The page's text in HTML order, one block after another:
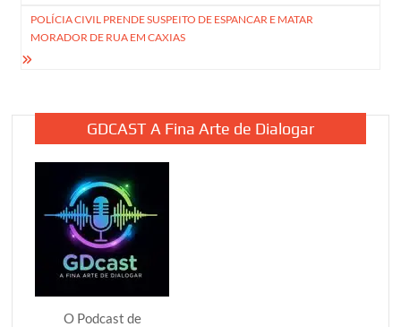
Post
POLÍCIA CIVIL PRENDE SUSPEITO DE ESPANCAR E MATAR
MORADOR DE RUA EM CAXIAS
GDCAST A Fina Arte de Dialogar
O Podcast de